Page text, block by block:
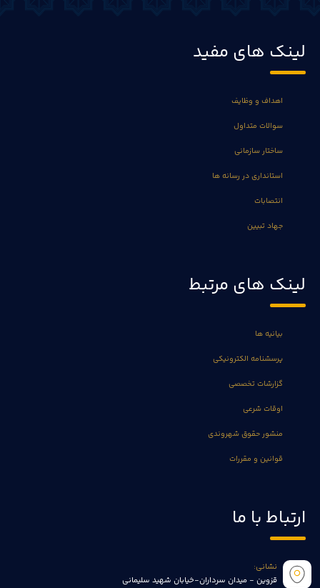
لینک های مفید
اهداف و وظایف
سوالات متداول
ساختار سازمانی
استانداری در رسانه ها
انتصابات
جهاد تبیین
لینک های مرتبط
بیانیه ها
پرسشنامه الکترونیکی
گزارشات تخصصی
اوقات شرعی
منشور حقوق شهروندی
قوانین و مقررات
ارتباط با ما
نشانی:
قزوین - میدان سرداران-خیابان شهید سلیمانی